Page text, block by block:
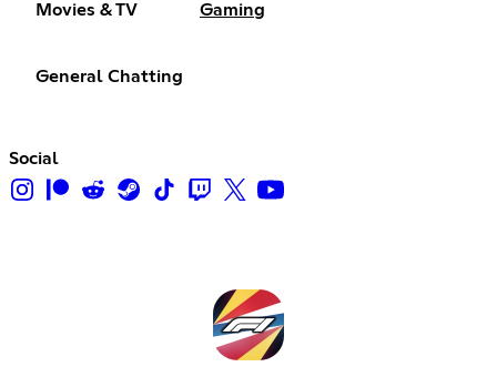
Movies & TV Gaming
General Chatting
Social